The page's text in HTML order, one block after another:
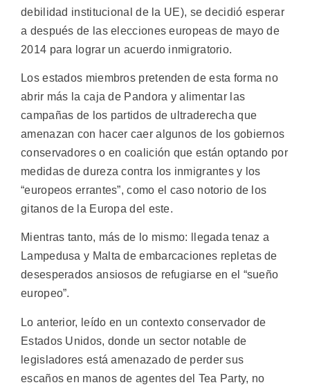
debilidad institucional de la UE), se decidió esperar
a después de las elecciones europeas de mayo de
2014 para lograr un acuerdo inmigratorio.
Los estados miembros pretenden de esta forma no
abrir más la caja de Pandora y alimentar las
campañas de los partidos de ultraderecha que
amenazan con hacer caer algunos de los gobiernos
conservadores o en coalición que están optando por
medidas de dureza contra los inmigrantes y los
“europeos errantes”, como el caso notorio de los
gitanos de la Europa del este.
Mientras tanto, más de lo mismo: llegada tenaz a
Lampedusa y Malta de embarcaciones repletas de
desesperados ansiosos de refugiarse en el “sueño
europeo”.
Lo anterior, leído en un contexto conservador de
Estados Unidos, donde un sector notable de
legisladores está amenazado de perder sus
escaños en manos de agentes del Tea Party, no